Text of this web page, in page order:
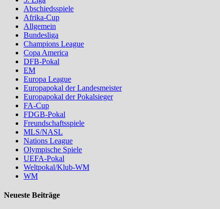
Abschiedsspiele
Afrika-Cup
Allgemein
Bundesliga
Champions League
Copa America
DFB-Pokal
EM
Europa League
Europapokal der Landesmeister
Europapokal der Pokalsieger
FA-Cup
FDGB-Pokal
Freundschaftsspiele
MLS/NASL
Nations League
Olympische Spiele
UEFA-Pokal
Weltpokal/Klub-WM
WM
Neueste Beiträge